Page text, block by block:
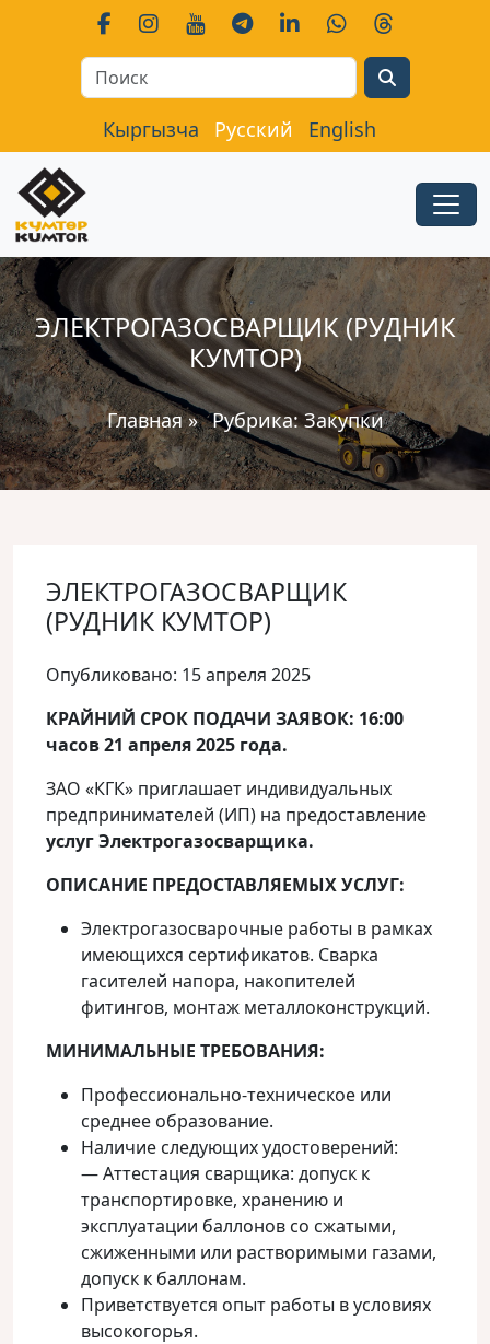
Кыргызча Русский English
ЭЛЕКТРОГАЗОСВАРЩИК (РУДНИК
КУМТОР)
Главная» Рубрика:Закупки
ЭЛЕКТРОГАЗОСВАРЩИК
(РУДНИК КУМТОР)
Опубликовано: 15 апреля 2025
КРАЙНИЙ СРОК ПОДАЧИ ЗАЯВОК: 16:00
часов 21 апреля 2025 года.
ЗАО «КГК» приглашает индивидуальных
предпринимателей (ИП) на предоставление
услуг Электрогазосварщика.
ОПИСАНИЕ ПРЕДОСТАВЛЯЕМЫХ УСЛУГ:
Электрогазосварочные работы в рамках
имеющихся сертификатов. Сварка
гасителей напора, накопителей
фитингов, монтаж металлоконструкций.
МИНИМАЛЬНЫЕ ТРЕБОВАНИЯ:
Профессионально-техническое или
среднее образование.
Наличие следующих удостоверений:
— Аттестация сварщика: допуск к
транспортировке, хранению и
эксплуатации баллонов со сжатыми,
сжиженными или растворимыми газами,
допуск к баллонам.
Приветствуется опыт работы в условиях
высокогорья.